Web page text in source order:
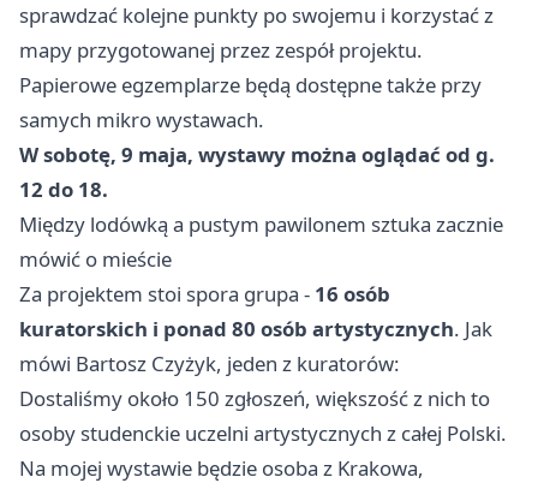
sprawdzać kolejne punkty po swojemu i korzystać z
mapy przygotowanej przez zespół projektu.
Papierowe egzemplarze będą dostępne także przy
samych mikro wystawach.
W sobotę, 9 maja, wystawy można oglądać od g.
12 do 18.
Między lodówką a pustym pawilonem sztuka zacznie
mówić o mieście
Za projektem stoi spora grupa - 16 osób
kuratorskich i ponad 80 osób artystycznych. Jak
mówi Bartosz Czyżyk, jeden z kuratorów:
Dostaliśmy około 150 zgłoszeń, większość z nich to
osoby studenckie uczelni artystycznych z całej Polski.
Na mojej wystawie będzie osoba z Krakowa,